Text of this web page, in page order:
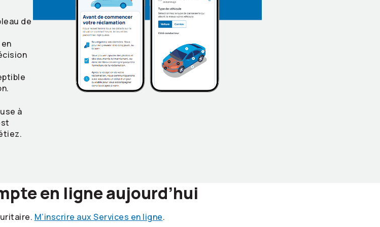
de
à
en ligne aujourd’hui
M’inscrire aux Services en ligne.